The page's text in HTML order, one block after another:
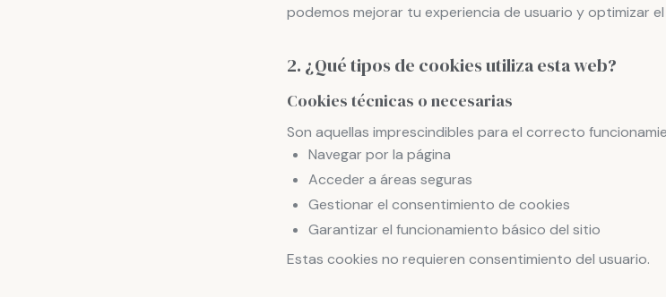
podemos mejorar tu experiencia de usuario y optimizar
2. ¿Qué tipos de cookies utiliza esta web?
Cookies técnicas o necesarias
Son aquellas imprescindibles para el correcto
Navegar por la página
Acceder a áreas seguras
Gestionar el consentimiento de cookies
Garantizar el funcionamiento básico del sitio
Estas cookies no requieren consentimiento del usuario.